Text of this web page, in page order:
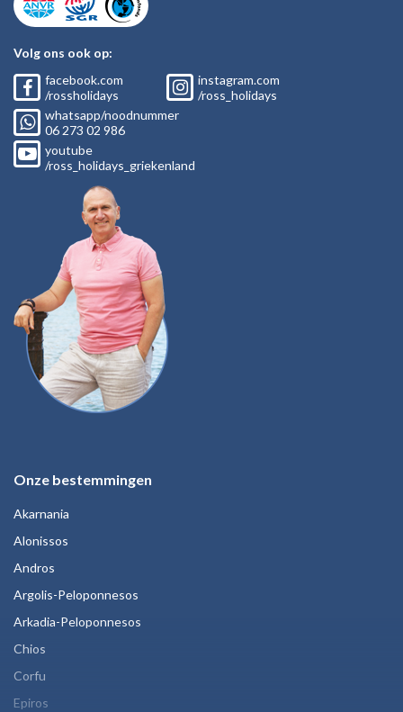
Volg ons ook op:
facebook.com
/rossholidays
instagram.com
/ross_holidays
whatsapp/noodnummer
06 273 02 986
youtube
/ross_holidays_griekenland
Onze bestemmingen
Akarnania
Alonissos
Andros
Argolis-Peloponnesos
Arkadia-Peloponnesos
Chios
Corfu
Epiros